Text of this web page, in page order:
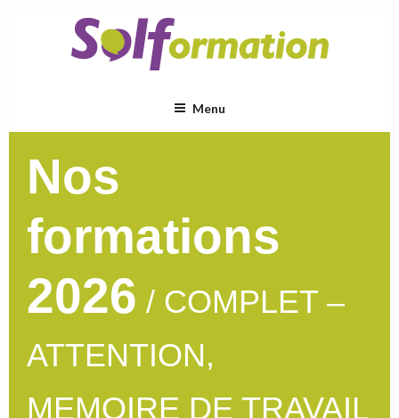
Menu
Nos
formations
2026 / COMPLET –
ATTENTION,
MEMOIRE DE TRAVAIL